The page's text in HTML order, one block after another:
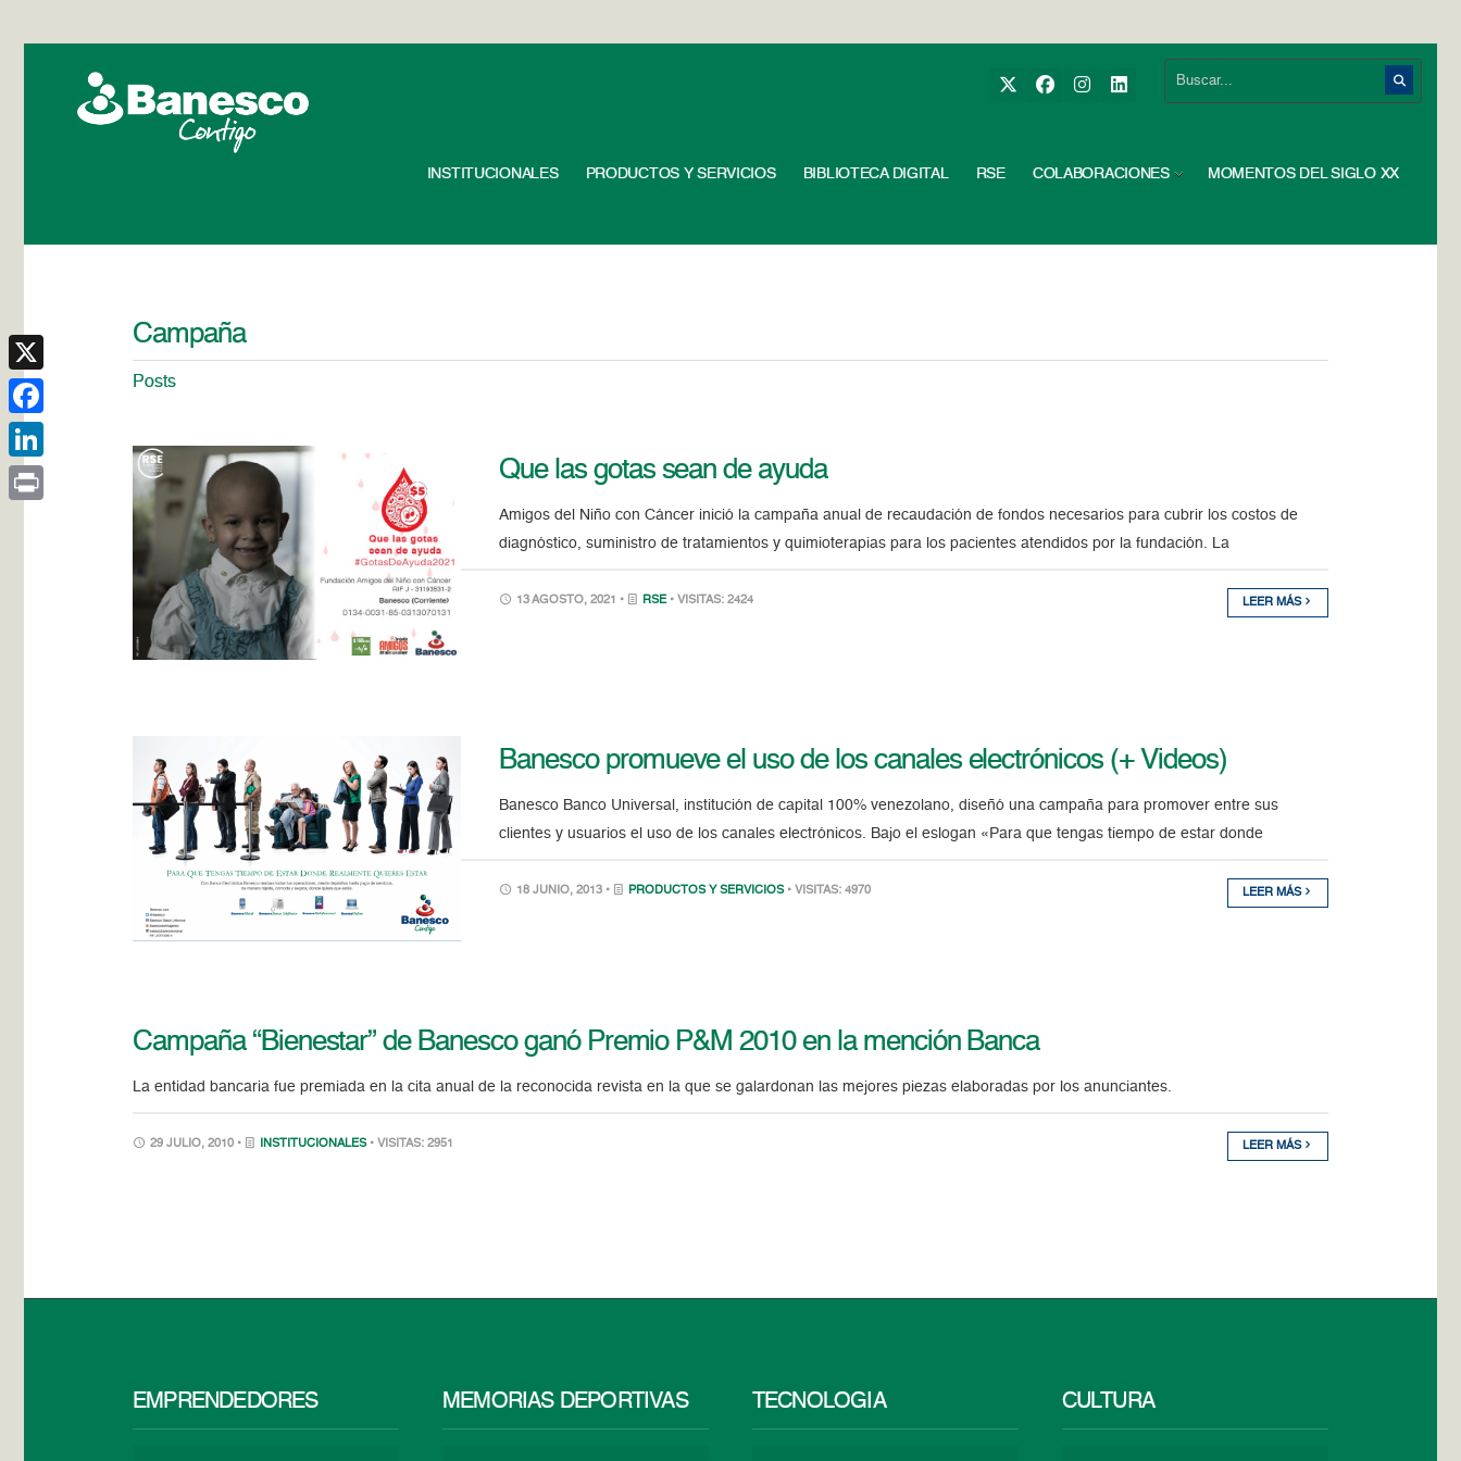
INSTITUCIONALES PRODUCTOS Y SERVICIOS BIBLIOTECA DIGITAL RSE COLABORACIONES MOMENTOS DEL SIGLO XX
Campaña
Posts
Que las gotas sean de ayuda
Amigos del Niño con Cáncer inició la campaña anual de recaudación de fondos necesarios para cubrir los costos de
diagnóstico, suministro de tratamientos y quimioterapias para los pacientes atendidos por la fundación. La
13 AGOSTO, 2021 • RSE • VISITAS: 2424 LEER MÁS
Banesco promueve el uso de los canales electrónicos (+ Videos)
Banesco Banco Universal, institución de capital 100% venezolano, diseñó una campaña para promover entre sus
clientes y usuarios el uso de los canales electrónicos. Bajo el eslogan «Para que tengas tiempo de estar donde
18 JUNIO, 2013 • PRODUCTOS Y SERVICIOS • VISITAS: 4970 LEER MÁS
Campaña “Bienestar” de Banesco ganó Premio P&M 2010 en la mención Banca
La entidad bancaria fue premiada en la cita anual de la reconocida revista en la que se galardonan las mejores piezas elaboradas por los anunciantes.
29 JULIO, 2010 • INSTITUCIONALES • VISITAS: 2951 LEER MÁS
EMPRENDEDORES MEMORIAS DEPORTIVAS TECNOLOGÍA CULTURA
X
Facebook
LinkedIn